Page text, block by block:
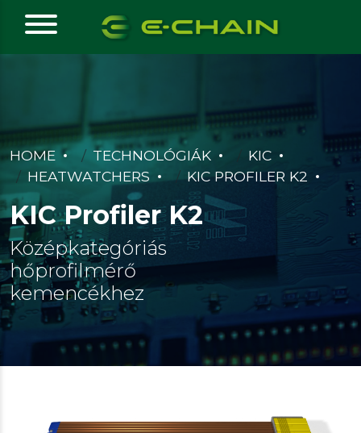
HOME TECHNOLÓGIÁK
KIC
HEATWATCHERS
KIC PROFILER K2
KIC Profiler K2
Középkategóriás
hőprofilmérő
kemencékhez